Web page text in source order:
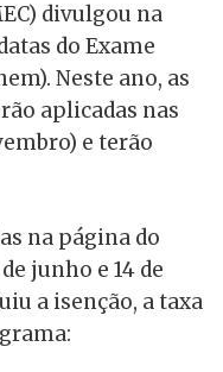
divulgou na
do Exame
Neste ano, as
aplicadas nas
e terão
na página do
junho e 14 de
a isenção, a taxa